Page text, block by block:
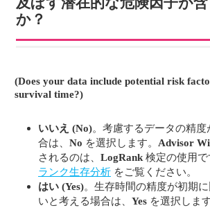
か？
(Does your data include potential risk
survival time?)
いいえ (No)。考慮するデータの精
合は、 No を選択します。 Advisor
されるのは、 LogRank 検定の使用で
ランク生存分析 をご覧ください。
はい (Yes)。生存時間の精度が初期
いと考える場合は、 Yes を選択しま